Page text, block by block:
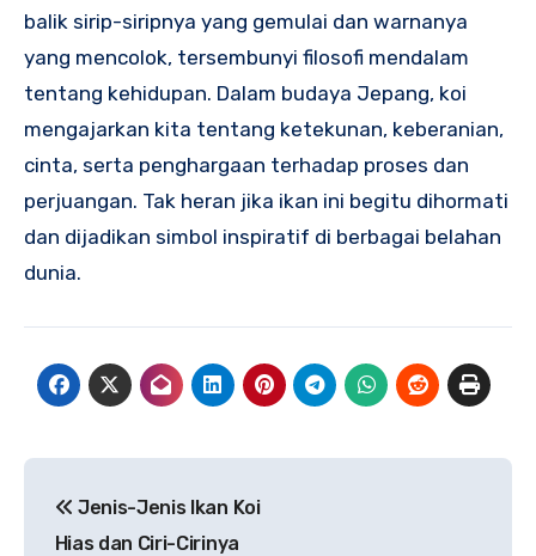
balik sirip-siripnya yang gemulai dan warnanya
yang mencolok, tersembunyi filosofi mendalam
tentang kehidupan. Dalam budaya Jepang, koi
mengajarkan kita tentang ketekunan, keberanian,
cinta, serta penghargaan terhadap proses dan
perjuangan. Tak heran jika ikan ini begitu dihormati
dan dijadikan simbol inspiratif di berbagai belahan
dunia.
pos
Jenis-Jenis Ikan Koi
Hias dan Ciri-Cirinya